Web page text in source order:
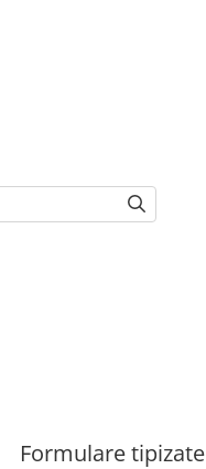
Formulare tipizate